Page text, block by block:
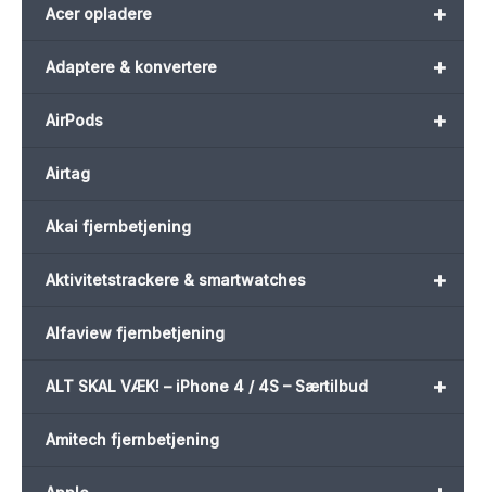
+
Acer opladere
+
Adaptere & konvertere
+
AirPods
Airtag
Akai fjernbetjening
+
Aktivitetstrackere & smartwatches
Alfaview fjernbetjening
+
ALT SKAL VÆK! – iPhone 4 / 4S – Særtilbud
Amitech fjernbetjening